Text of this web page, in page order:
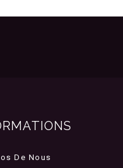
De Nous